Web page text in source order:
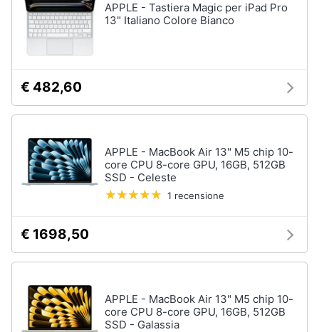
APPLE - Tastiera Magic per iPad Pro
13" Italiano Colore Bianco
€ 482,60
APPLE - MacBook Air 13" M5 chip 10-
core CPU 8-core GPU, 16GB, 512GB
SSD - Celeste
1 recensione
€ 1698,50
APPLE - MacBook Air 13" M5 chip 10-
core CPU 8-core GPU, 16GB, 512GB
SSD - Galassia